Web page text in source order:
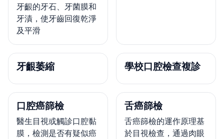
牙齦的牙石、牙菌膜和
牙漬，使牙齒回復乾淨
及平滑
牙齦萎縮 學校口腔檢查複診
口腔癌篩檢
醫生目視或觸診口腔黏
膜，檢測是否有疑似癌
舌癌篩檢
舌癌篩檢的運作原理基
於目視檢查，通過肉眼